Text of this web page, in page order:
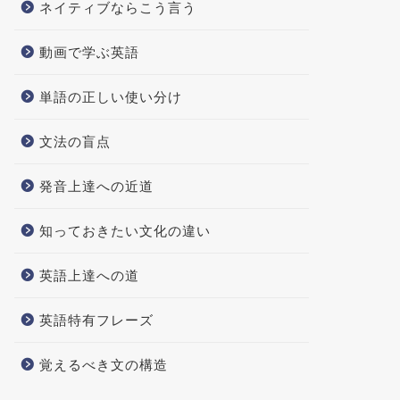
ネイティブならこう言う
動画で学ぶ英語
単語の正しい使い分け
文法の盲点
発音上達への近道
知っておきたい文化の違い
英語上達への道
英語特有フレーズ
覚えるべき文の構造